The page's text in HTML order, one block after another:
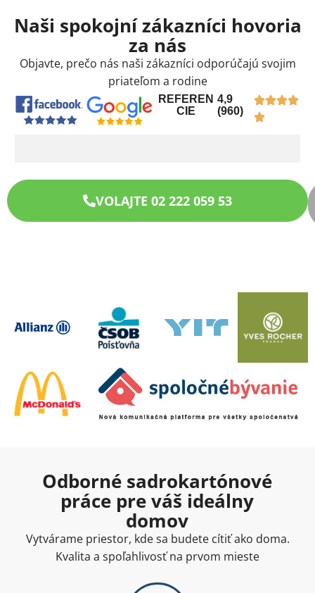
Naši spokojní zákazníci hovoria
za nás
Objavte, prečo nás naši zákazníci odporúčajú svojim
priateľom a rodine
REFEREN
CIE
4,9
(960)
VOLAJTE 02 222 059 53
Odborné sadrokartónové
práce pre váš ideálny
domov
Vytvárame priestor, kde sa budete cítiť ako doma.
Kvalita a spoľahlivosť na prvom mieste